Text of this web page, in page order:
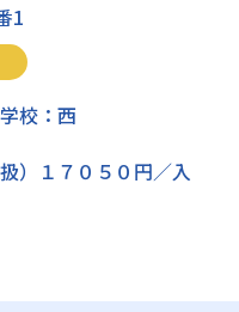
1
校：西
）１７０５０円／入